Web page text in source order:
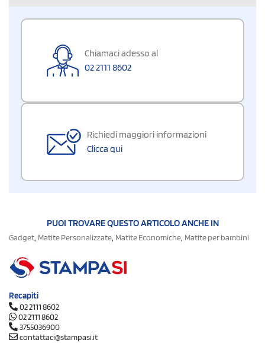
Chiamaci adesso al
02 2111 8602
Richiedi maggiori informazioni
Clicca qui
PUOI TROVARE QUESTO ARTICOLO ANCHE IN
Gadget, Matite Personalizzate, Matite Economiche, Matite per bambini
Recapiti
02 2111 8602
02 2111 8602
3755036900
contattaci@stampasi.it